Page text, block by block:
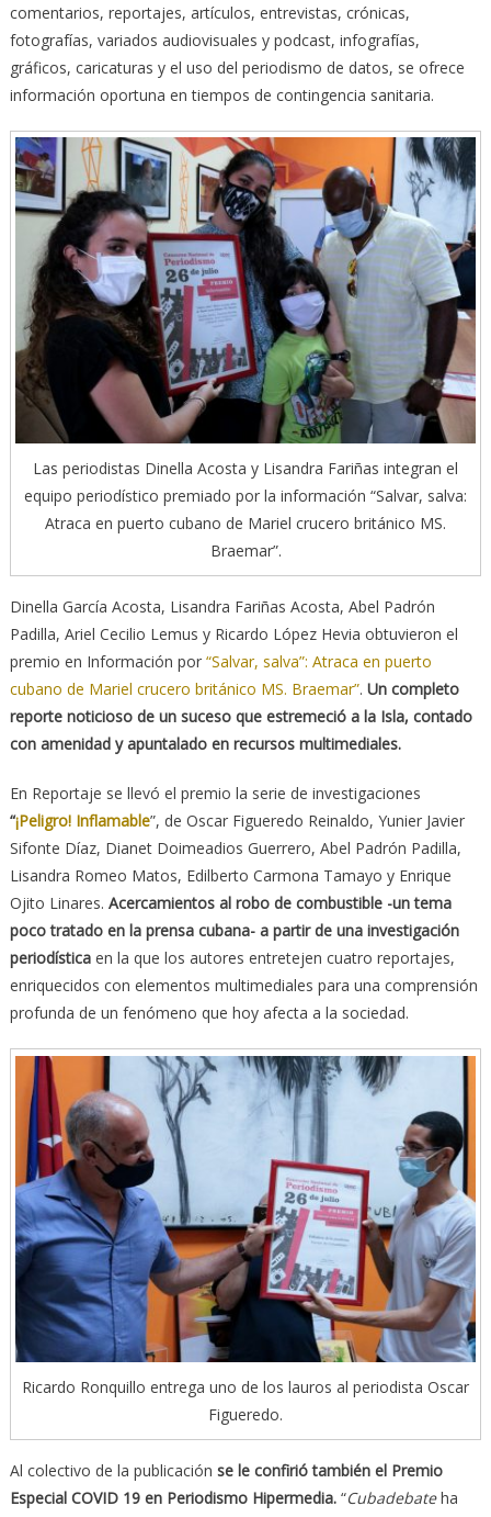
comentarios, reportajes, artículos, entrevistas, crónicas,
fotografías, variados audiovisuales y podcast, infografías,
gráficos, caricaturas y el uso del periodismo de datos, se ofrece
información oportuna en tiempos de contingencia sanitaria.
Las periodistas Dinella Acosta y Lisandra Fariñas integran el
equipo periodístico premiado por la información “Salvar, salva:
Atraca en puerto cubano de Mariel crucero británico MS.
Braemar”.
Dinella García Acosta, Lisandra Fariñas Acosta, Abel Padrón
Padilla, Ariel Cecilio Lemus y Ricardo López Hevia obtuvieron el
premio en Información por “Salvar, salva”: Atraca en puerto
cubano de Mariel crucero británico MS. Braemar”. Un completo
reporte noticioso de un suceso que estremeció a la Isla, contado
con amenidad y apuntalado en recursos multimediales.
En Reportaje se llevó el premio la serie de investigaciones
“¡Peligro! Inflamable”, de Oscar Figueredo Reinaldo, Yunier Javier
Sifonte Díaz, Dianet Doimeadios Guerrero, Abel Padrón Padilla,
Lisandra Romeo Matos, Edilberto Carmona Tamayo y Enrique
Ojito Linares. Acercamientos al robo de combustible -un tema
poco tratado en la prensa cubana- a partir de una investigación
periodísticaen la que los autores entretejen cuatro reportajes,
enriquecidos con elementos multimediales para una comprensión
profunda de un fenómeno que hoy afecta a la sociedad.
Ricardo Ronquillo entrega uno de los lauros al periodista Oscar
Figueredo.
Al colectivo de la publicación se le confirió también el Premio
Especial COVID 19 en Periodismo Hipermedia.“Cubadebateha